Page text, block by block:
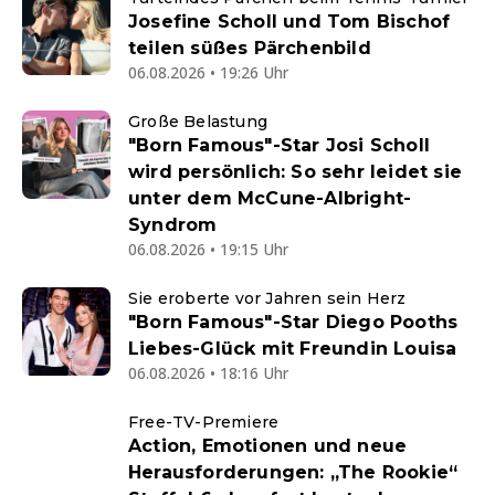
Josefine Scholl und Tom Bischof
teilen süßes Pärchenbild
06.08.2026 • 19:26 Uhr
Große Belastung
"Born Famous"-Star Josi Scholl
wird persönlich: So sehr leidet sie
unter dem McCune-Albright-
Syndrom
06.08.2026 • 19:15 Uhr
Sie eroberte vor Jahren sein Herz
"Born Famous"-Star Diego Pooths
Liebes-Glück mit Freundin Louisa
06.08.2026 • 18:16 Uhr
Free-TV-Premiere
Action, Emotionen und neue
Herausforderungen: „The Rookie“